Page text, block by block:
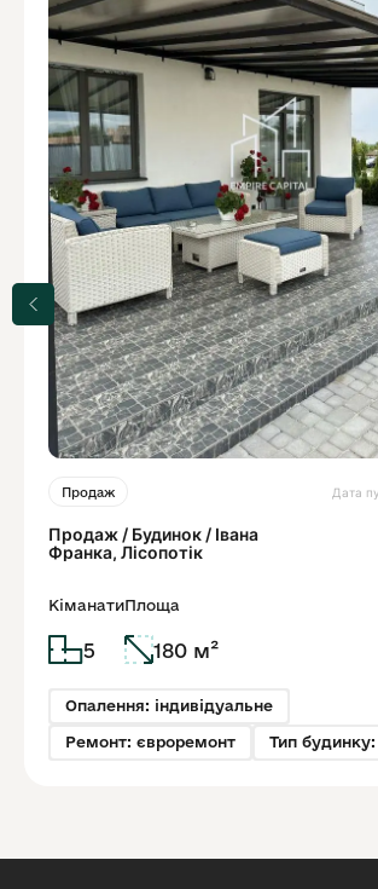
Продаж Дата
Продаж / Будинок / Івана
Франка, Лісопотік
Кіманати
5
Площа
180 м²
Опалення: індивідуальне
Ремонт: євроремонт Тип